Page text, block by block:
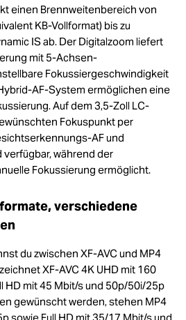
einen Brennweitenbereich von
KB-Vollformat) bis zu
IS ab. Der Digitalzoom liefert
mit 5-Achsen-
Fokussiergeschwindigkeit
AF-System ermöglichen eine
Auf dem 3,5-Zoll LC-
Fokuspunkt per
AF und
während der
Fokussierung ermöglicht.
verschiedene
du zwischen XF-AVC und MP4
XF-AVC 4K UHD mit 160
HD mit 45 Mbit/s und 50p/50i/25p
gewünscht werden, stehen MP4